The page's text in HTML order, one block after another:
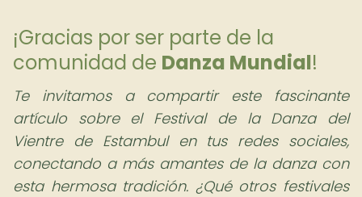
¡Gracias por ser parte de la
comunidad de Danza Mundial!
Te invitamos a compartir este fascinante
artículo sobre el Festival de la Danza del
Vientre de Estambul en tus redes sociales,
conectando a más amantes de la danza con
esta hermosa tradición. ¿Qué otros festivales